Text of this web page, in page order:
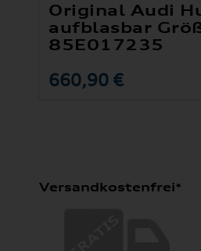
Original Audi
aufblasbar
85E017235
660,90 €
Versandkostenfrei*